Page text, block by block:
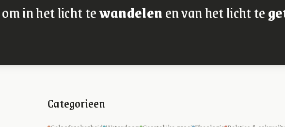
om in het licht tewandelenen van het licht te
Categorieen